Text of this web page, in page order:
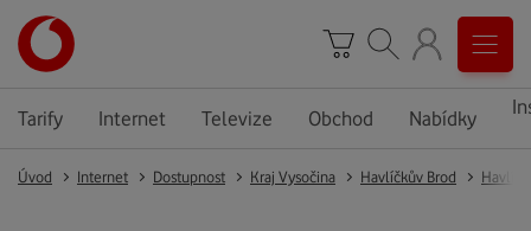
Tarify Internet Televize Obchod Nabídky
Úvod Internet Dostupnost Kraj Vysočina Havlíčkův Brod